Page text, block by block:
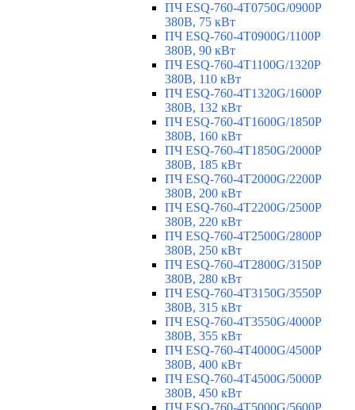
ПЧ ESQ-760-4T0750G/0900P
380В, 75 кВт
ПЧ ESQ-760-4T0900G/1100P
380В, 90 кВт
ПЧ ESQ-760-4T1100G/1320P
380В, 110 кВт
ПЧ ESQ-760-4T1320G/1600P
380В, 132 кВт
ПЧ ESQ-760-4T1600G/1850P
380В, 160 кВт
ПЧ ESQ-760-4T1850G/2000P
380В, 185 кВт
ПЧ ESQ-760-4T2000G/2200P
380В, 200 кВт
ПЧ ESQ-760-4T2200G/2500P
380В, 220 кВт
ПЧ ESQ-760-4T2500G/2800P
380В, 250 кВт
ПЧ ESQ-760-4T2800G/3150P
380В, 280 кВт
ПЧ ESQ-760-4T3150G/3550P
380В, 315 кВт
ПЧ ESQ-760-4T3550G/4000P
380В, 355 кВт
ПЧ ESQ-760-4T4000G/4500P
380В, 400 кВт
ПЧ ESQ-760-4T4500G/5000P
380В, 450 кВт